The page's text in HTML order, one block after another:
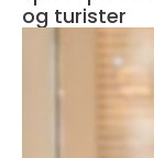
og turister